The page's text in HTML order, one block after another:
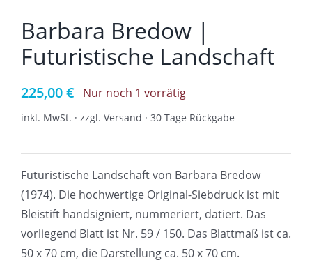
Barbara Bredow |
Futuristische Landschaft
225,00€ Nur noch 1 vorrätig
inkl. MwSt. · zzgl. Versand · 30 Tage Rückgabe
Futuristische Landschaft von Barbara Bredow
(1974). Die hochwertige Original-Siebdruck ist mit
Bleistift handsigniert, nummeriert, datiert. Das
vorliegend Blatt ist Nr. 59 / 150. Das Blattmaß ist ca.
50 x 70 cm, die Darstellung ca. 50 x 70 cm.